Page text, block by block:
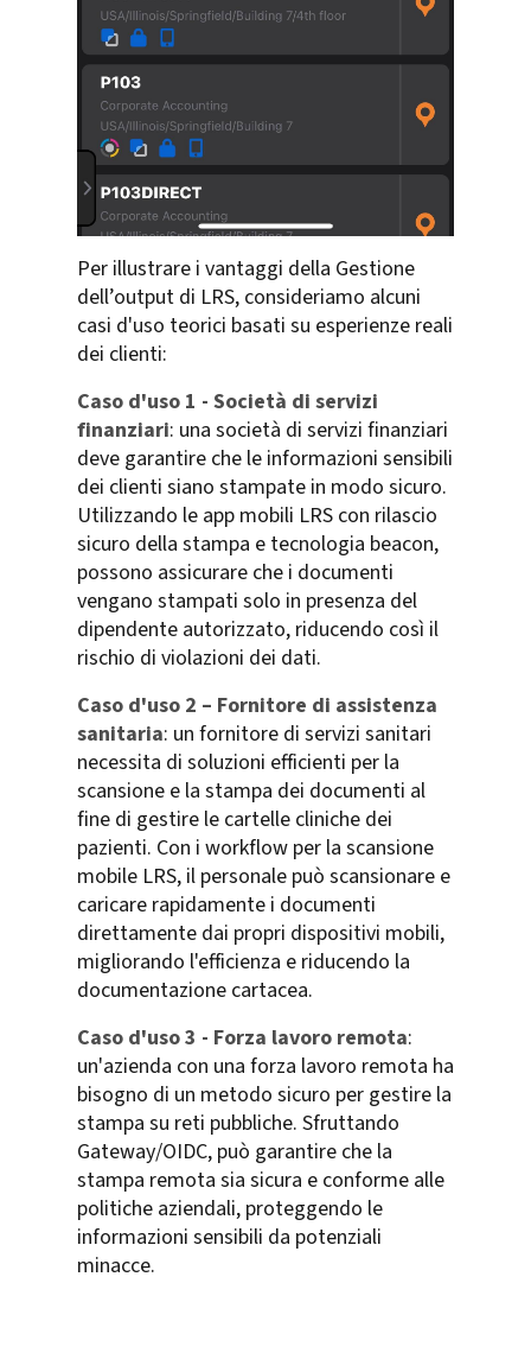
Per illustrare i vantaggi della Gestione
dell’output di LRS, consideriamo alcuni
casi d'uso teorici basati su esperienze reali
dei clienti:
Caso d'uso 1 - Società di servizi
finanziari: una società di servizi finanziari
deve garantire che le informazioni sensibili
dei clienti siano stampate in modo sicuro.
Utilizzando le app mobili LRS con rilascio
sicuro della stampa e tecnologia beacon,
possono assicurare che i documenti
vengano stampati solo in presenza del
dipendente autorizzato, riducendo così il
rischio di violazioni dei dati.
Caso d'uso 2 – Fornitore di assistenza
sanitaria: un fornitore di servizi sanitari
necessita di soluzioni efficienti per la
scansione e la stampa dei documenti al
fine di gestire le cartelle cliniche dei
pazienti. Con i workflow per la scansione
mobile LRS, il personale può scansionare e
caricare rapidamente i documenti
direttamente dai propri dispositivi mobili,
migliorando l'efficienza e riducendo la
documentazione cartacea.
Caso d'uso 3 - Forza lavoro remota:
un'azienda con una forza lavoro remota ha
bisogno di un metodo sicuro per gestire la
stampa su reti pubbliche. Sfruttando
Gateway/OIDC, può garantire che la
stampa remota sia sicura e conforme alle
politiche aziendali, proteggendo le
informazioni sensibili da potenziali
minacce.